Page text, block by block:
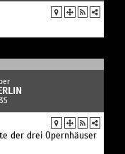
der drei Opernhäuser